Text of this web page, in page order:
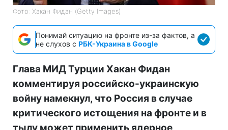
Фото: Хакан Фидан (Getty Images)
Понимай ситуацию на фронте из-за фактов, а
не слухов с РБК-Украина в Google
Глава МИД Турции Хакан Фидан
комментируя российско-украинскую
войну намекнул, что Россия в случае
критического истощения на фронте и в
тылу может применить ядерное